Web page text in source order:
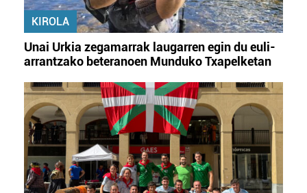
KIROLA
Unai Urkia zegamarrak laugarren egin du euli-
arrantzako beteranoen Munduko Txapelketan